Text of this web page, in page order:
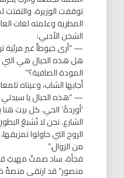
توقفت الوزيرة،
المطرية وعلمته لغات
الشجن الأدبي:
— “أرى خيوطاً غير مرئية
هل هذه الحبال هي التي
المودة الصافية؟”
أجابها الشاب، وعيناه
— “هذه الحبال يا سيدتي
‘أوردةُ’ الحي. كل بيت
الشارع. نحن لا نُشبعُ
الروح التي حاولوا
من الزوال.”
فجأة، ساد صمتٌ مهيبٌ
منصور” قد ارتقى منصةً